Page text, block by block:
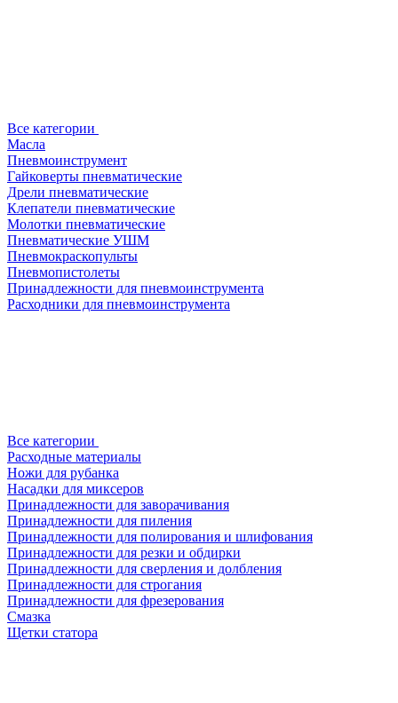
Все категории
Масла
Пневмоинструмент
Гайковерты пневматические
Дрели пневматические
Клепатели пневматические
Молотки пневматические
Пневматические УШМ
Пневмокраскопульты
Пневмопистолеты
Принадлежности для пневмоинструмента
Расходники для пневмоинструмента
Все категории
Расходные материалы
Ножи для рубанка
Насадки для миксеров
Принадлежности для заворачивания
Принадлежности для пиления
Принадлежности для полирования и шлифования
Принадлежности для резки и обдирки
Принадлежности для сверления и долбления
Принадлежности для строгания
Принадлежности для фрезерования
Смазка
Щетки статора